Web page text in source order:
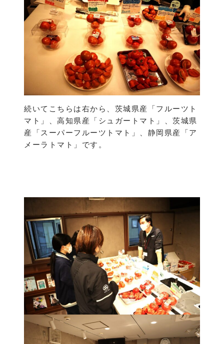
続いてこちらは右から、茨城県産「フルーツト
マト」、高知県産「シュガートマト」、茨城県
産「スーパーフルーツトマト」、静岡県産「ア
メーラトマト」です。